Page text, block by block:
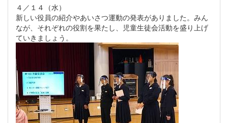
４／１４（水）
新しい役員の紹介やあいさつ運動の発表がありました。みん
なが、それぞれの役割を果たし、児童生徒会活動を盛り上げ
ていきましょう。